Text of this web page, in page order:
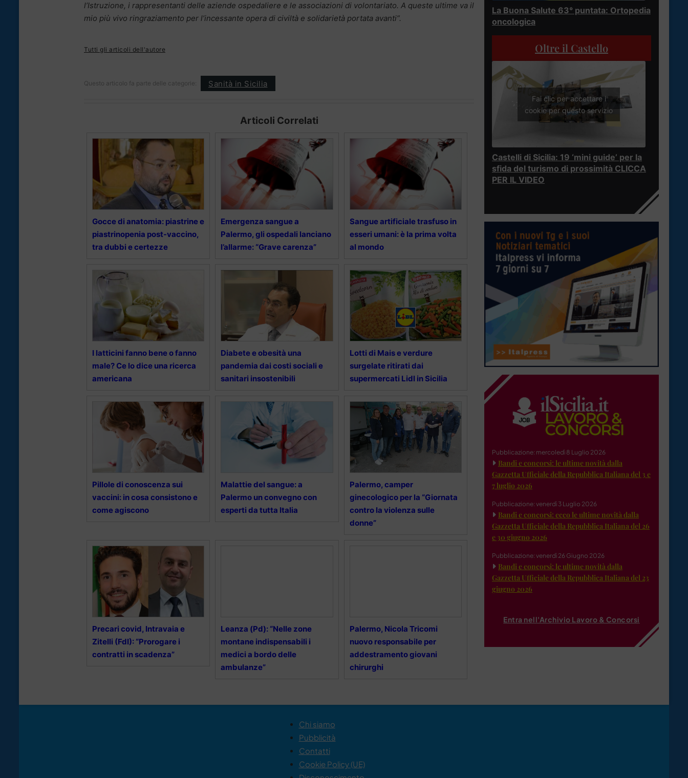
l’Istruzione, i rappresentanti delle aziende ospedaliere e le associazioni di volontariato. A queste ultime va il
mio più vivo ringraziamento per l’incessante opera di civiltà e solidarietà portata avanti”.
Tutti gli articoli dell'autore
Questo articolo fa parte delle categorie: Sanità in Sicilia
Articoli Correlati
Gocce di anatomia: piastrine e
piastrinopenia post-vaccino,
tra dubbi e certezze
Emergenza sangue a
Palermo, gli ospedali lanciano
l’allarme: “Grave carenza”
Sangue artificiale trasfuso in
esseri umani: è la prima volta
al mondo
I latticini fanno bene o fanno
male? Ce lo dice una ricerca
americana
Diabete e obesità una
pandemia dai costi sociali e
sanitari insostenibili
Lotti di Mais e verdure
surgelate ritirati dai
supermercati Lidl in Sicilia
Pillole di conoscenza sui
vaccini: in cosa consistono e
come agiscono
Malattie del sangue: a
Palermo un convegno con
esperti da tutta Italia
Palermo, camper
ginecologico per la “Giornata
contro la violenza sulle
donne”
Precari covid, Intravaia e
Zitelli (FdI): “Prorogare i
contratti in scadenza”
Leanza (Pd): “Nelle zone
montane indispensabili i
medici a bordo delle
ambulanze”
Palermo, Nicola Tricomi
nuovo responsabile per
addestramento giovani
chirurghi
La Buona Salute 63° puntata: Ortopedia
oncologica
Oltre il Castello
Fai clic per accettare i
cookie per questo servizio
Castelli di Sicilia: 19 ‘mini guide’ per la
sfida del turismo di prossimità CLICCA
PER IL VIDEO
Pubblicazione: mercoledì 8 Luglio 2026
Bandi e concorsi: le ultime novità dalla
Gazzetta Ufficiale della Repubblica Italiana del 3 e
7 luglio 2026
Pubblicazione: venerdì 3 Luglio 2026
Bandi e concorsi: ecco le ultime novità dalla
Gazzetta Ufficiale della Repubblica Italiana del 26
e 30 giugno 2026
Pubblicazione: venerdì 26 Giugno 2026
Bandi e concorsi: le ultime novità dalla
Gazzetta Ufficiale della Repubblica Italiana del 23
giugno 2026
Entra nell'Archivio Lavoro & Concorsi
Chi siamo
Pubblicità
Contatti
Cookie Policy (UE)